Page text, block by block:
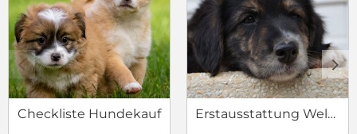
Checkliste Hundekauf Erstausstattung Welpe
c d